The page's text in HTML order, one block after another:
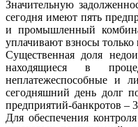
Значительную
сегодня имеют пять
и промышленный
уплачивают взносы
Существенная доля
находящиеся в
неплатежеспособные и
сегодняшний день долг
предприятий-банкротов –
Для обеспечения